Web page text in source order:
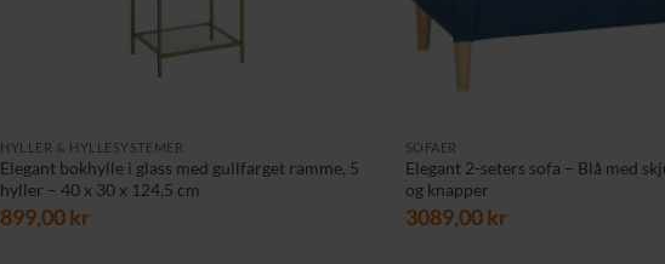
HYLLER & HYLLESYSTEMER
Elegant bokhylle i glass med gullfarget ramme, 5
hyller – 40 x 30 x 124,5 cm
899,00kr
SOFAER
Elegant 2-seters sofa – Blå med
og knapper
3089,00kr